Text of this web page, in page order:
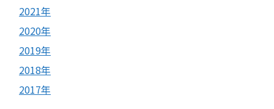
2021年
2020年
2019年
2018年
2017年